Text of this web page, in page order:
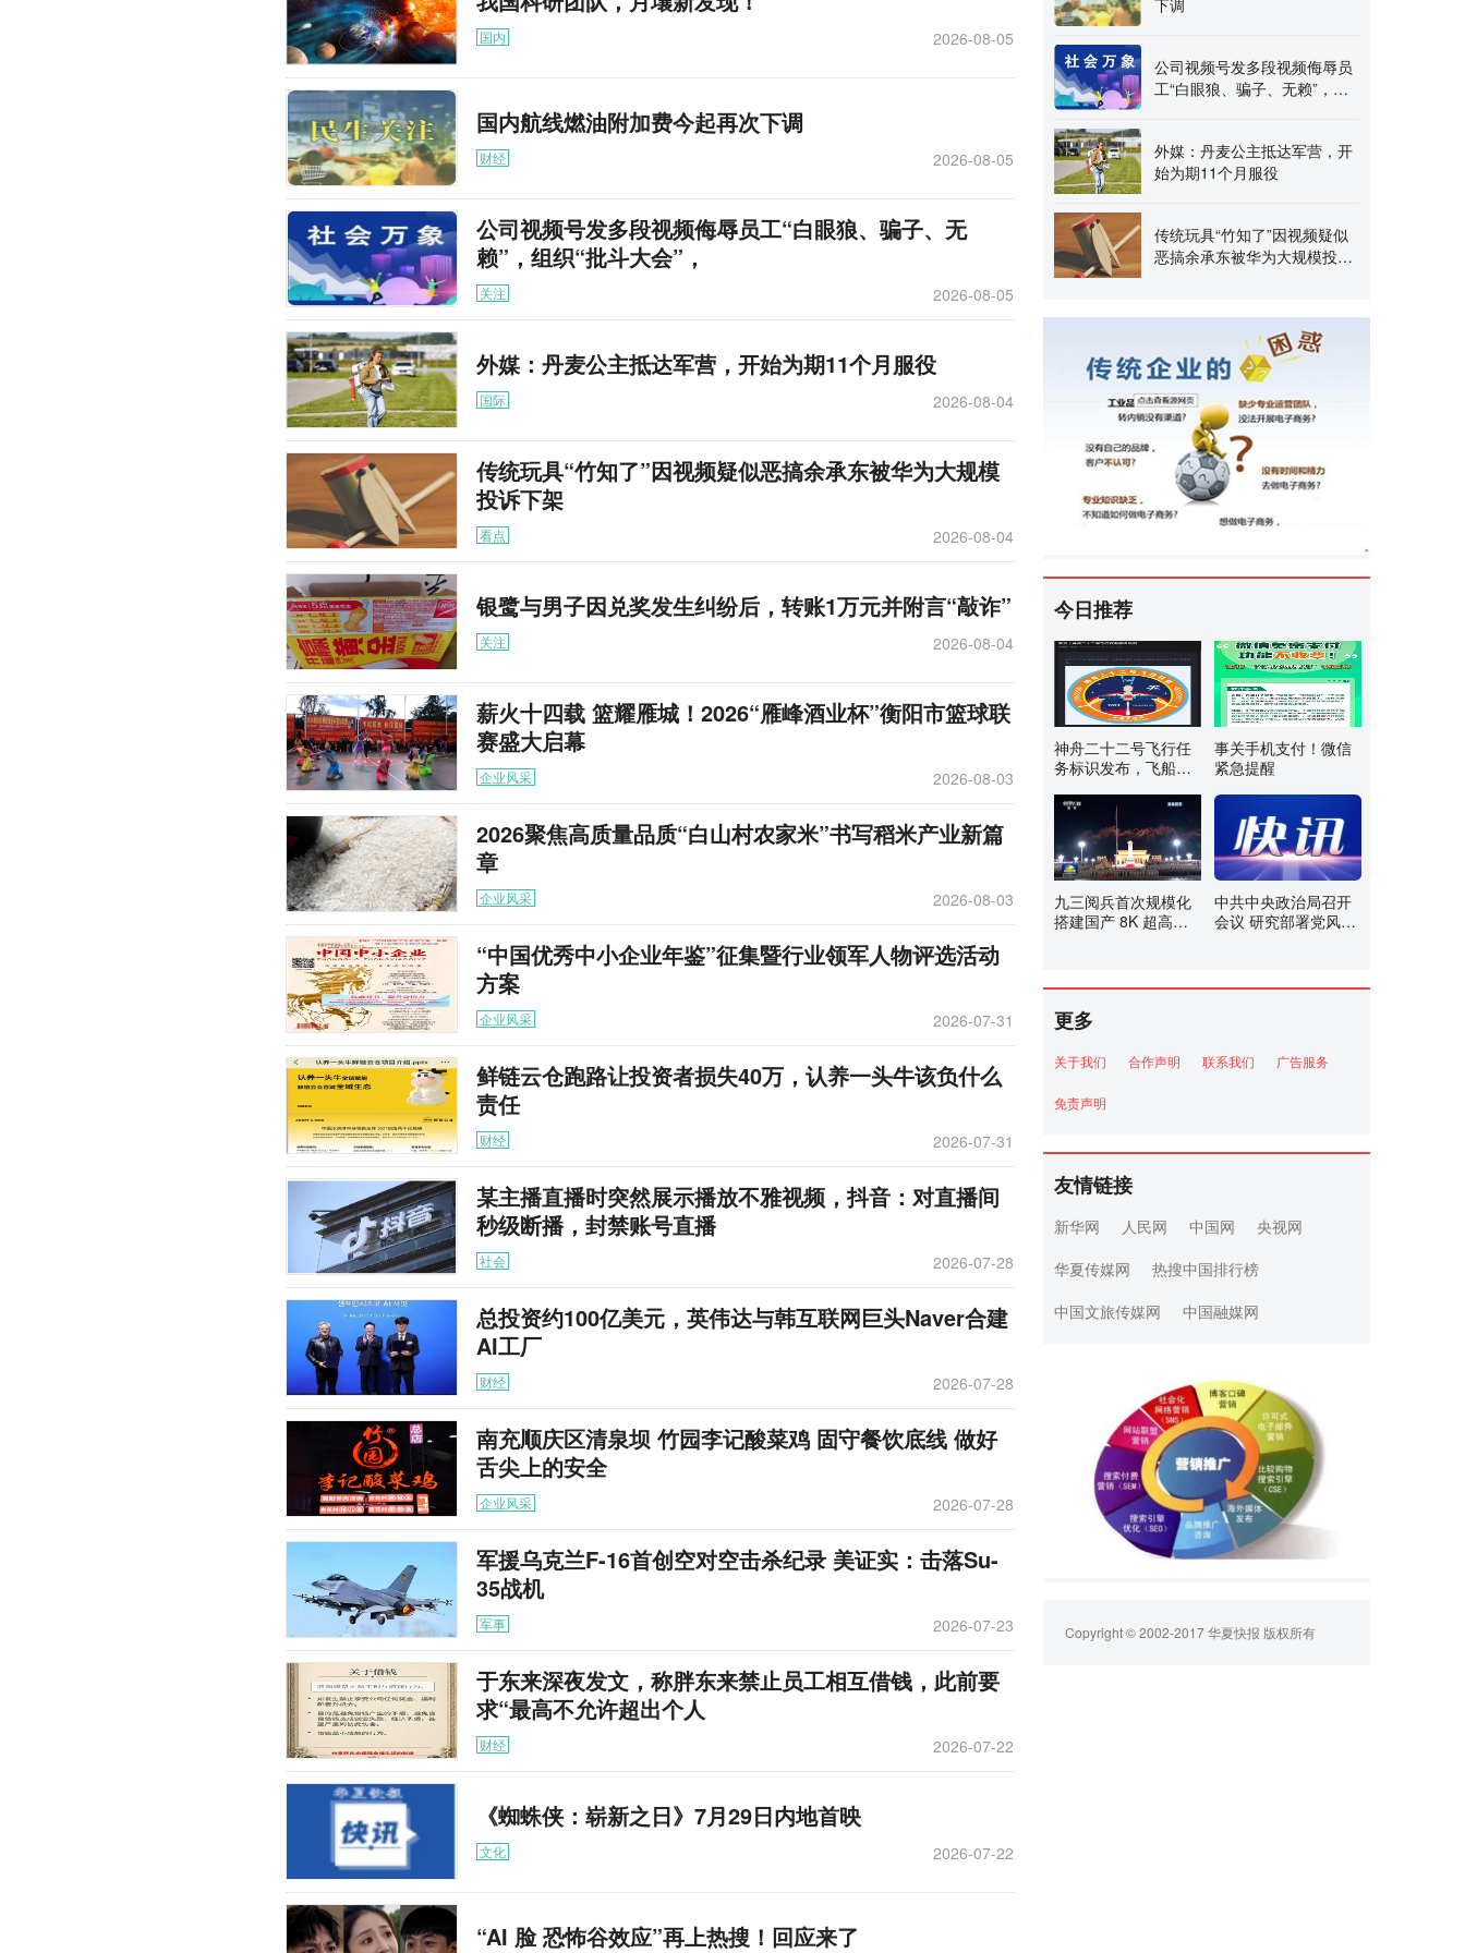
国内 2026-08-05
国内航线燃油附加费今起再次下调
财经 2026-08-05
公司视频号发多段视频侮辱员工“白眼狼、骗子、无
赖”，组织“批斗大会”，
关注 2026-08-05
外媒：丹麦公主抵达军营，开始为期11个月服役
国际 2026-08-04
传统玩具“竹知了”因视频疑似恶搞余承东被华为大规模
投诉下架
看点 2026-08-04
银鹭与男子因兑奖发生纠纷后，转账1万元并附言“敲诈”
关注 2026-08-04
薪火十四载 篮耀雁城！2026“雁峰酒业杯”衡阳市篮球联
赛盛大启幕
企业风采 2026-08-03
2026聚焦高质量品质“白山村农家米”书写稻米产业新篇
章
企业风采 2026-08-03
“中国优秀中小企业年鉴”征集暨行业领军人物评选活动
方案
企业风采 2026-07-31
鲜链云仓跑路让投资者损失40万，认养一头牛该负什么
责任
财经 2026-07-31
某主播直播时突然展示播放不雅视频，抖音：对直播间
秒级断播，封禁账号直播
社会 2026-07-28
总投资约100亿美元，英伟达与韩互联网巨头Naver合建
AI工厂
财经 2026-07-28
南充顺庆区清泉坝 竹园李记酸菜鸡 固守餐饮底线 做好
舌尖上的安全
企业风采 2026-07-28
军援乌克兰F-16首创空对空击杀纪录 美证实：击落Su-
35战机
军事 2026-07-23
于东来深夜发文，称胖东来禁止员工相互借钱，此前要
求“最高不允许超出个人
财经 2026-07-22
《蜘蛛侠：崭新之日》7月29日内地首映
文化 2026-07-22
“AI 脸 恐怖谷效应”再上热搜！回应来了
公司视频号发多段视频侮辱员
工“白眼狼、骗子、无赖”，组
外媒：丹麦公主抵达军营，开
始为期11个月服役
传统玩具“竹知了”因视频疑似
恶搞余承东被华为大规模投诉
今日推荐
神舟二十二号飞行任
务标识发布，飞船计
事关手机支付！微信
紧急提醒
九三阅兵首次规模化
搭建国产 8K 超高清
中共中央政治局召开
会议 研究部署党风廉
更多
关于我们 合作声明 联系我们 广告服务
免责声明
友情链接
新华网 人民网 中国网
央视网
华夏传媒网
热搜中国排行榜
中国文旅传媒网
中国融媒网
Copyright © 2002-2017 华夏快报 版权所有